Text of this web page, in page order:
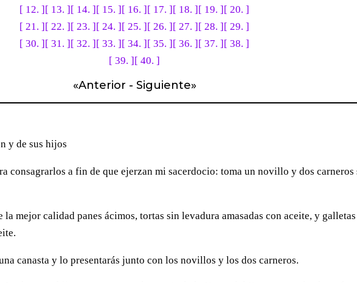
[ 12. ] [ 13. ] [ 14. ] [ 15. ] [ 16. ] [ 17. ] [ 18. ] [ 19. ] [ 20. ]
[ 21. ] [ 22. ] [ 23. ] [ 24. ] [ 25. ] [ 26. ] [ 27. ] [ 28. ] [ 29. ]
[ 30. ] [ 31. ] [ 32. ] [ 33. ] [ 34. ] [ 35. ] [ 36. ] [ 37. ] [ 38. ]
[ 39. ] [ 40. ]
«Anterior - Siguiente»
y de sus hijos
consagrarlos a fin de que ejerzan mi sacerdocio: toma un novillo y dos carneros
la mejor calidad panes ácimos, tortas sin levadura amasadas con aceite, y
canasta y lo presentarás junto con los novillos y los dos carneros.